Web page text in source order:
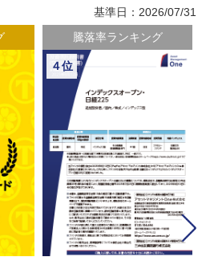
基準日：2026/07/31
騰落率ランキング
６位